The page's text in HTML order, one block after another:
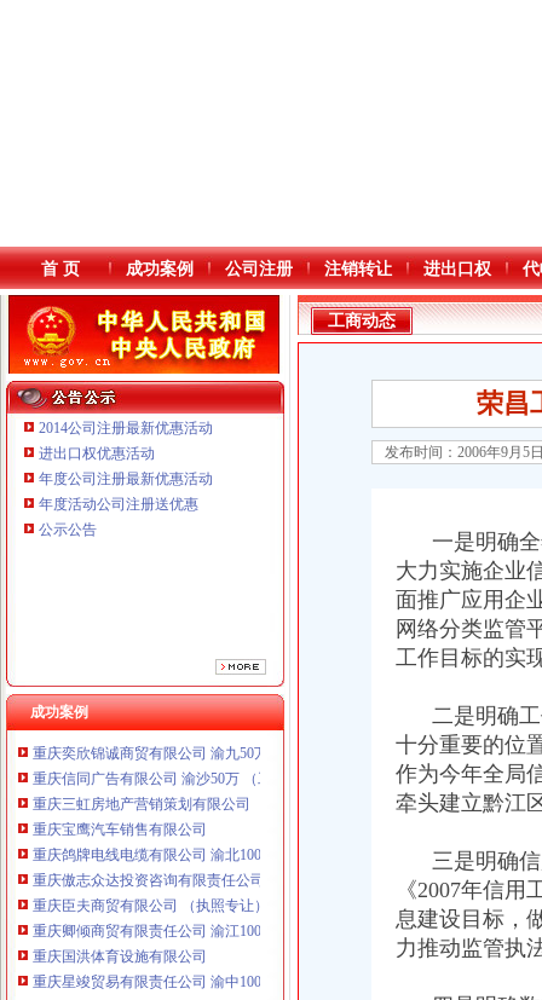
本站导航
首 页 成功案例 公司注册 注销转让 进出口权
2014公司注册最新优惠活动
进出口权优惠活动
年度公司注册最新优惠活动
年度活动公司注册送优惠
公示公告
成功案例
重庆傲志众达投资咨询有限责任公司 渝九1000万 （增资）
重庆星竣贸易有限责任公司 渝中100万 （进出口权）
重庆海谛升进出口贸易有限公司 渝北100万 （进出口权）
重庆奕欣锦诚商贸有限公司 渝九50万 （工商注册）
重庆信同广告有限公司 渝沙50万 （工商注册）
重庆三虹房地产营销策划有限公司
重庆宝鹰汽车销售有限公司
重庆鸽牌电线电缆有限公司 渝北10010万 (进出口权)
重庆傲志众达投资咨询有限责任公司 渝九1000万 （增资）
重庆臣夫商贸有限公司 （执照专让）
重庆卿倾商贸有限责任公司 渝江100万 （工商注册）
重庆国洪体育设施有限公司
重庆星竣贸易有限责任公司 渝中100万 （进出口权）
重庆海谛升进出口贸易有限公司 渝北100万 （进出口权）
工商动态
荣昌
发布时间：2006年9月5
一是明确全
大力实施企业
面推广应用企
网络分类监管
工作目标的实
二是明确工
十分重要的位
作为今年全局
牵头建立黔江
三是明确信
《2007年信
息建设目标，
力推动监管执